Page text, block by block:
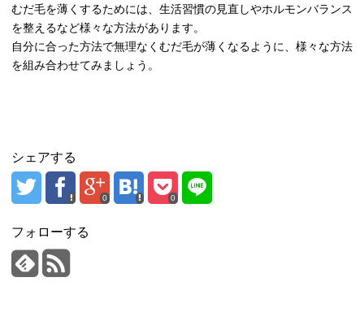
むだ毛を薄くするためには、生活習慣の見直しやホルモンバランス
を整えるなど様々な方法があります。
自分に合った方法で無理なくむだ毛が薄くなるように、様々な方法
を組み合わせてみましょう。
シェアする
0 0
フォローする